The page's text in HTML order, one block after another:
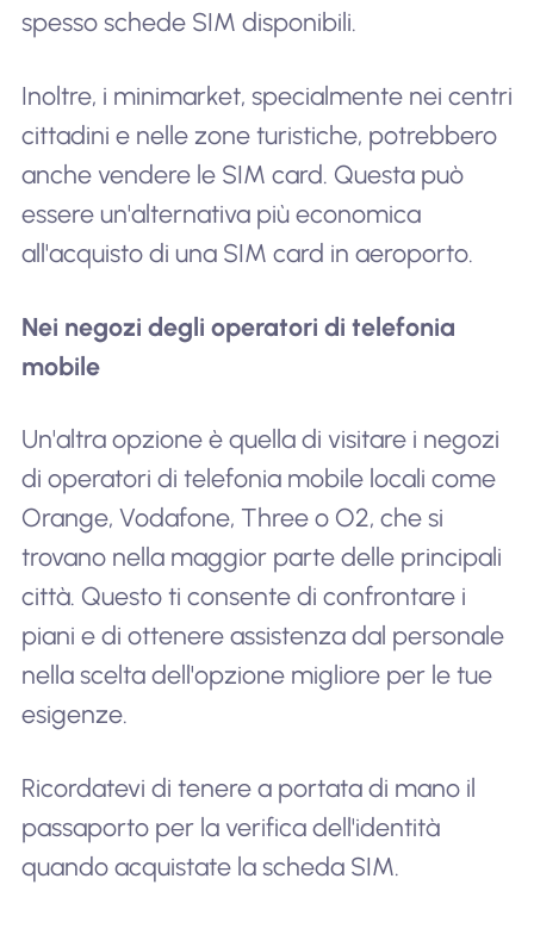
spesso schede SIM disponibili.
Inoltre, i minimarket, specialmente nei centri
cittadini e nelle zone turistiche, potrebbero
anche vendere le SIM card. Questa può
essere un'alternativa più economica
all'acquisto di una SIM card in aeroporto.
Nei negozi degli operatori di telefonia
mobile
Un'altra opzione è quella di visitare i negozi
di operatori di telefonia mobile locali come
Orange, Vodafone, Three o O2, che si
trovano nella maggior parte delle principali
città. Questo ti consente di confrontare i
piani e di ottenere assistenza dal personale
nella scelta dell'opzione migliore per le tue
esigenze.
Ricordatevi di tenere a portata di mano il
passaporto per la verifica dell'identità
quando acquistate la scheda SIM.